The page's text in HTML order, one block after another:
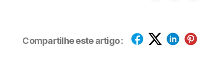
Compartilhe este artigo :